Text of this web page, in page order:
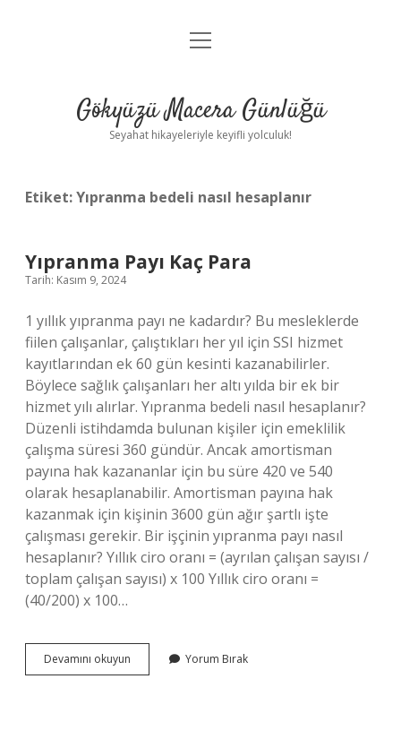
Anasayfa
Yasal Uyarı
menüyü
Gökyüzü Macera Günlüğü
Seyahat hikayeleriyle keyifli yolculuk!
Etiket:Yıpranma bedeli nasıl hesaplanır
Yıpranma Payı Kaç Para
Tarih: Kasım 9, 2024
1 yıllık yıpranma payı ne kadardır? Bu mesleklerde
fiilen çalışanlar, çalıştıkları her yıl için SSI hizmet
kayıtlarından ek 60 gün kesinti kazanabilirler.
Böylece sağlık çalışanları her altı yılda bir ek bir
hizmet yılı alırlar. Yıpranma bedeli nasıl hesaplanır?
Düzenli istihdamda bulunan kişiler için emeklilik
çalışma süresi 360 gündür. Ancak amortisman
payına hak kazananlar için bu süre 420 ve 540
olarak hesaplanabilir. Amortisman payına hak
kazanmak için kişinin 3600 gün ağır şartlı işte
çalışması gerekir. Bir işçinin yıpranma payı nasıl
hesaplanır? Yıllık ciro oranı = (ayrılan çalışan sayısı /
toplam çalışan sayısı) x 100 Yıllık ciro oranı =
(40/200) x 100…
Devamını okuyun Yıpranma
Payı
Yorum Bırak